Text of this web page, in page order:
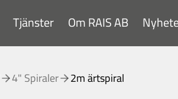
Tjänster Om RAIS AB
4" Spiraler 2m ärtspiral